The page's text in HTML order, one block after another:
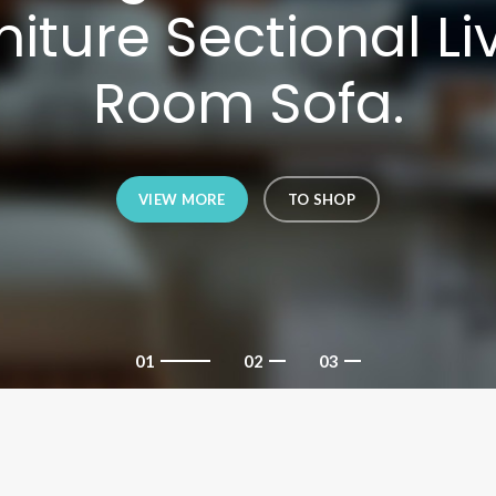
Sectional
Room Sofa.
VIEW MORE TO SHOP